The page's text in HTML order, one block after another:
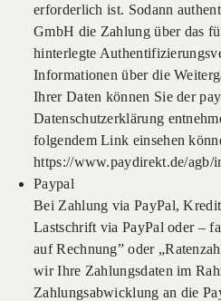
erforderlich ist. Sodann
GmbH die Zahlung über das
hinterlegte
Informationen über die
Ihrer Daten können Sie der
Datenschutzerklärung
folgendem Link einsehen
https://www.paydirekt.de/agb/
Paypal
Bei Zahlung via PayPal,
Lastschrift via PayPal oder –
auf Rechnung” oder
wir Ihre Zahlungsdaten im
Zahlungsabwicklung an die